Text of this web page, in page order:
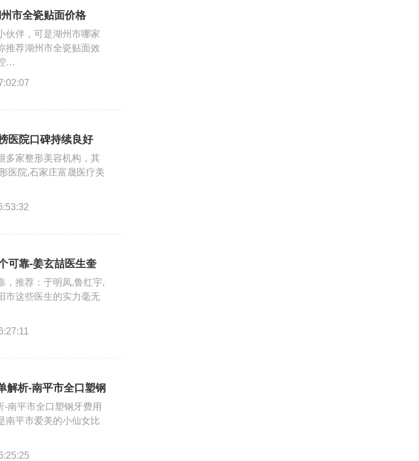
市全瓷贴面价格
伙伴，可是湖州市哪家
推荐湖州市全瓷贴面效
…
医院口碑持续良好
多家整形美容机构，其
医院,石家庄富晟医疗美
可靠-姜玄喆医生奎
，推荐：于明凤,鲁红宇,
市这些医生的实力毫无
解析-南平市全口塑钢
南平市全口塑钢牙费用
南平市爱美的小仙女比